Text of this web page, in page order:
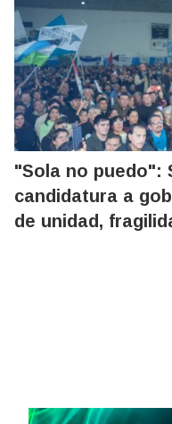
"Sola no puedo":
candidatura a
de unidad,